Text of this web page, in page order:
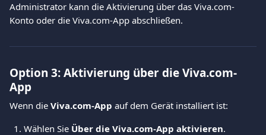
Administrator kann die Aktivierung über das Viva.com-
Konto oder die Viva.com-App abschließen.
Option 3: Aktivierung über die Viva.com-
App
Wenn die Viva.com-App auf dem Gerät installiert ist:
Wählen Sie Über die Viva.com-App aktivieren.